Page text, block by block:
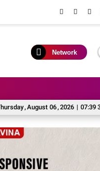
Network
,August 06,2026 | 07:39
Turnamen Futsal Bupati Cup